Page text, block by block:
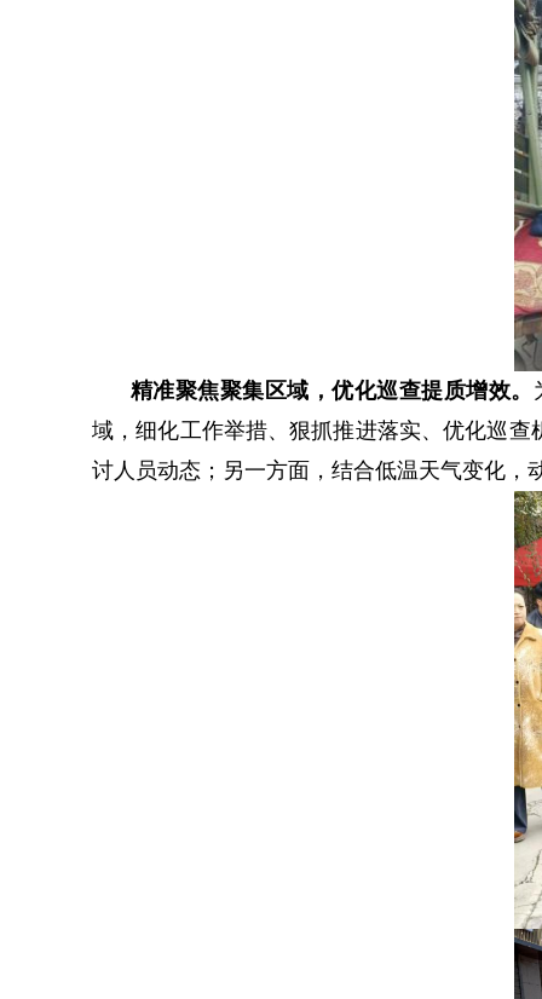
精准聚焦聚集区域，优化巡查提质增效。
域，细化工作举措、狠抓推进落实、优化巡
讨人员动态；另一方面，结合低温天气变化，